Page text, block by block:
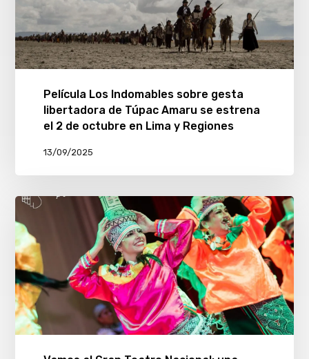
Película Los Indomables sobre gesta
libertadora de Túpac Amaru se estrena
el 2 de octubre en Lima y Regiones
13/09/2025